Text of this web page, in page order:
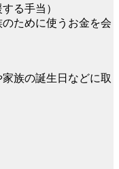
る手当）
ために使うお金を会
族の誕生日などに取